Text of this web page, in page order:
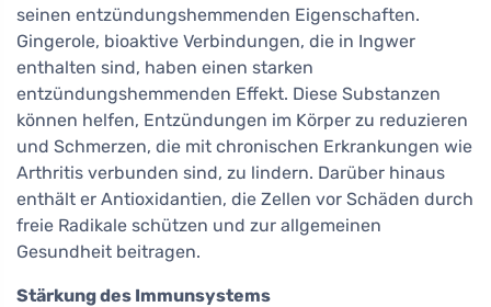
seinen entzündungshemmenden Eigenschaften.
Gingerole, bioaktive Verbindungen, die in Ingwer
enthalten sind, haben einen starken
entzündungshemmenden Effekt. Diese Substanzen
können helfen, Entzündungen im Körper zu reduzieren
und Schmerzen, die mit chronischen Erkrankungen wie
Arthritis verbunden sind, zu lindern. Darüber hinaus
enthält er Antioxidantien, die Zellen vor Schäden durch
freie Radikale schützen und zur allgemeinen
Gesundheit beitragen.
Stärkung des Immunsystems